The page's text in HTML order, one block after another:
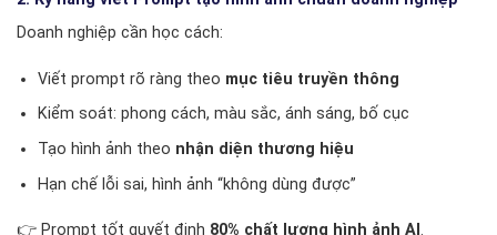
Doanh nghiệp cần học cách:
Viết prompt rõ ràng theo mục tiêu truyền thông
Kiểm soát: phong cách, màu sắc, ánh sáng, bố cục
Tạo hình ảnh theo nhận diện thương hiệu
Hạn chế lỗi sai, hình ảnh “không dùng được”
👉 Prompt tốt quyết định 80% chất lượng hình ảnh AI.